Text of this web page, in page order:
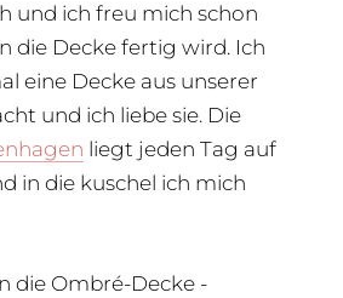
und ich freu mich schon
die Decke fertig wird. Ich
eine Decke aus unserer
und ich liebe sie. Die
liegt jeden Tag auf
in die kuschel ich mich
die Ombré-Decke -